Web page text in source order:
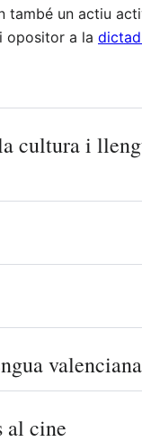
també un actiu
opositor a la
cultura i
valenciana
al cine